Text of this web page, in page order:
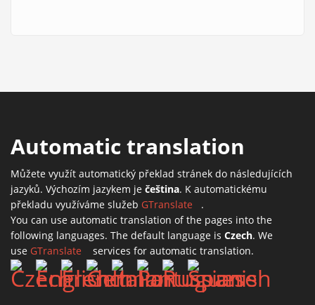
Automatic translation
Můžete využít automatický překlad stránek do následujících
jazyků. Výchozím jazykem je čeština. K automatickému
překladu využíváme služeb GTranslate (link is external)
.
You can use automatic translation of the pages into the
following languages. The default language is Czech. We
use GTranslate (link is external)
services for automatic translation.